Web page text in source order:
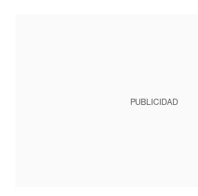
PUBLICIDAD